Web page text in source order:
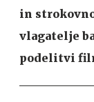
in
vlagatelje
podelitvi